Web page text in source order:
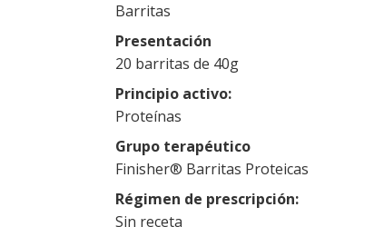
Barritas
Presentación
20 barritas de 40g
Principio activo
Proteínas
Grupo terapéutico
Finisher® Barritas Proteicas
Régimen de prescripción
Sin receta